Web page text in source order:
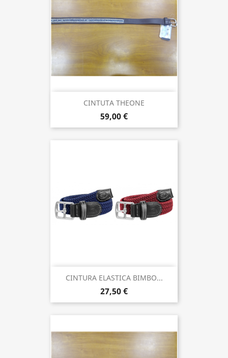
CINTUTA THEONE
59,00 €
CINTURA ELASTICA BIMBO...
27,50 €